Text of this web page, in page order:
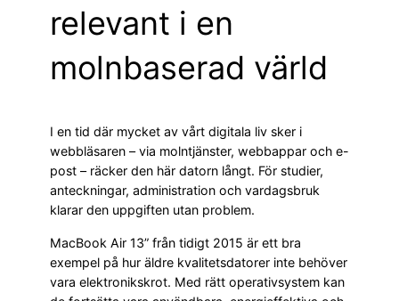
relevant i en
molnbaserad värld
I en tid där mycket av vårt digitala liv sker i
webbläsaren – via molntjänster, webbappar och e-
post – räcker den här datorn långt. För studier,
anteckningar, administration och vardagsbruk
klarar den uppgiften utan problem.
MacBook Air 13” från tidigt 2015 är ett bra
exempel på hur äldre kvalitetsdatorer inte behöver
vara elektronikskrot. Med rätt operativsystem kan